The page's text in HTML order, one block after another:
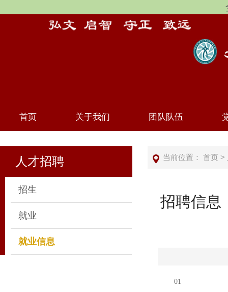
首页 关于我们 团队队伍
人才招聘
招生
就业
就业信息
当前位置： 首页 >
招聘信息
01